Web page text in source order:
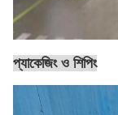
প্যাকেজিং ও শিপিং